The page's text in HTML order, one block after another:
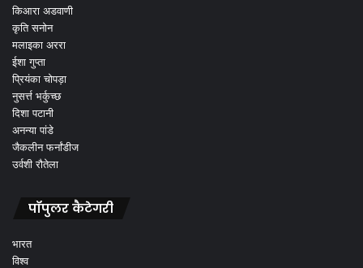
किआरा अडवाणी
कृति सनोन
मलाइका अररा
ईशा गुप्ता
प्रियंका चोपड़ा
नुसर्त्त भर्कुच्छ
दिशा पटानी
अनन्या पांडे
जैकलीन फर्नांडीज
उर्वशी रौतेला
पॉपुलर कैटेगरी
भारत
विश्व